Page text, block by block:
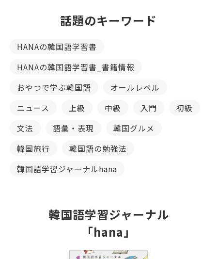
話題のキーワード
HANAの韓国語学習書
HANAの韓国語学習書_書籍情報
おやつで学ぶ韓国語
オールレベル
ニュース
上級 中級 入門
初級
文法
語彙・表現
韓国グルメ
韓国旅行
韓国語の勉強法
韓国語学習ジャーナルhana
韓国語学習ジャーナル
「hana」